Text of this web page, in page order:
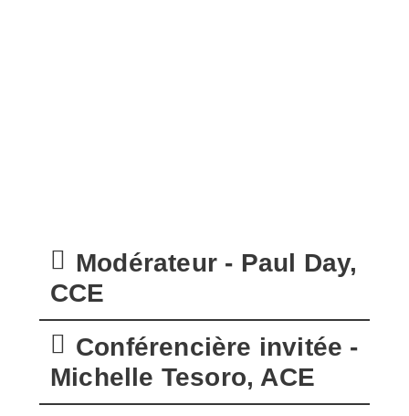
Modérateur - Paul Day,
CCE
Conférencière invitée -
Michelle Tesoro, ACE